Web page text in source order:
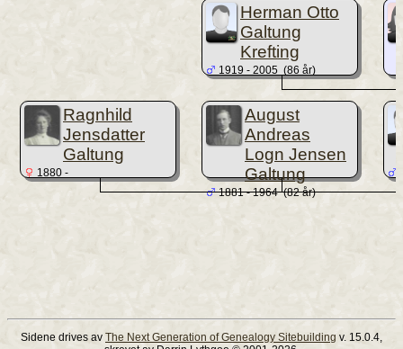
Herman Otto
Galtung
Krefting
1919 - 2005 (86 år)
Ragnhild
Jensdatter
Galtung
1880 -
August
Andreas
Logn Jensen
Galtung
1881 - 1964 (82 år)
Sidene drives av The Next Generation of Genealogy Sitebuilding v. 15.0.4,